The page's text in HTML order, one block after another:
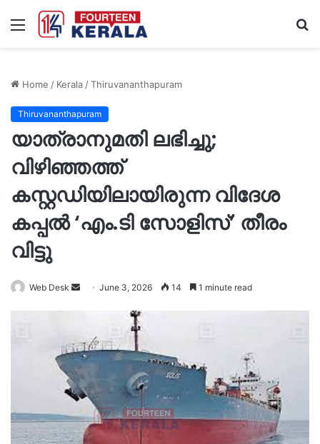
Menu
Home / Kerala/Thiruvananthapuram
Thiruvananthapuram
യാത്രാനുമതി ലഭിച്ചു;
വിഴിഞ്ഞത്ത്
കസ്റ്റഡിയിലായിരുന്ന വിദേശ
കപ്പൽ ‘എം.ടി സോളിസ്’ തീരം
വിട്ടു
Web Desk
SendJune 3, 2026 14 1 minute read